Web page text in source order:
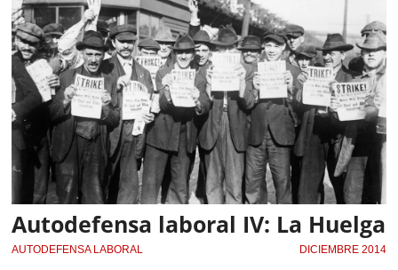
Autodefensa laboral IV: La Huelga
AUTODEFENSA LABORAL DICIEMBRE 2014